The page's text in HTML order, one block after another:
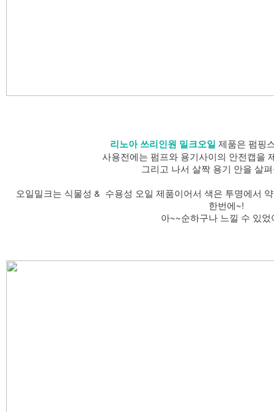
리노아 쓰리인원 밀크오일 제품은 펌핑
사용전에는 펌프와 용기사이의 안전캡을
그리고 나서 살짝 용기 안을 살
오일밀크는 식물성 & 수용성 오일 제품이어서 색은 투명에서
한번에~!
아~~순하구나 느낄 수 있었